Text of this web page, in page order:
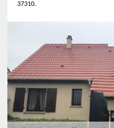
37310.